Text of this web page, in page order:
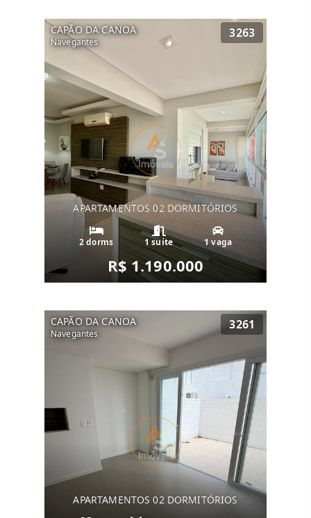
CAPÃO DA CANOA
Navegantes
3263
APARTAMENTOS 02 DORMITÓRIOS
2 dorms 1 suíte 1 vaga
R$ 1.190.000
CAPÃO DA CANOA
Navegantes
3261
APARTAMENTOS 02 DORMITÓRIOS